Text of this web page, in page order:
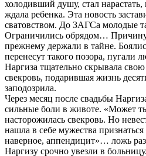
холодивший душу, стал
ждала ребенка. Эта новость
сватовством. До ЗАГСа молодые
Ограничились обрядом…
прежнему держали в тайне.
перенесут такого позора, пугали
Наргиза тщательно скрывала
свекровь, подарившая жизнь
заподозрила.
Через месяц после свадьбы
сильные боли в животе. «Может
насторожилась свекровь. Но
нашла в себе мужества
наверное, аппендицит»… ложь
Наргизу срочно увезли в